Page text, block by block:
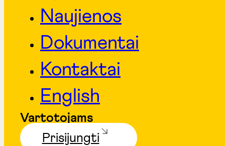
Naujienos
Dokumentai
Kontaktai
English
Vartotojams
Prisijungti